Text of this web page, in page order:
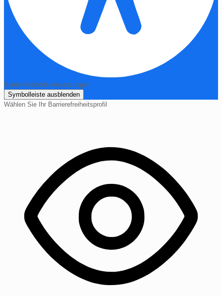
Barrierefreiheits-Anpassungen
Symbolleiste ausblenden
Wählen Sie Ihr Barrierefreiheitsprofil